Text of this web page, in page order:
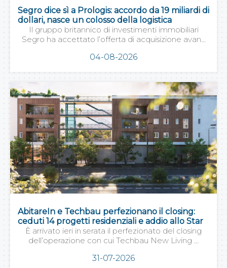
Segro dice sì a Prologis: accordo da 19 miliardi di
dollari, nasce un colosso della logistica
Il gruppo britannico di investimenti immobiliari
Segro ha accettato l’offerta di acquisizione avan...
04-08-2026
AbitareIn e Techbau perfezionano il closing:
ceduti 14 progetti residenziali e addio allo Star
È arrivato ieri in serata il perfezionato del closing
dell’operazione con cui Techbau New Living ...
31-07-2026